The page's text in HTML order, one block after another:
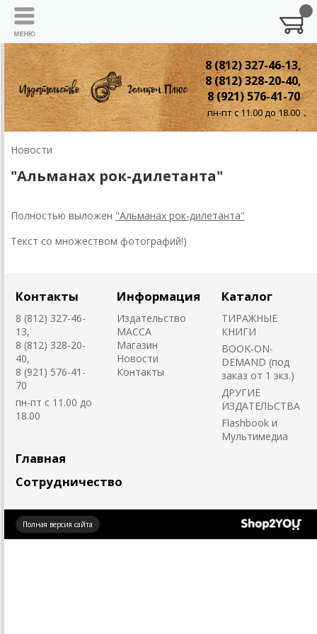
8 (812) 327-46-13,
8 (812) 328-20-40,
8 (921) 576-41-70
пн-пт с 11.00 до 18.00
Новости
"Альманах рок-дилетанта"
Полностью выложен "Альманах рок-дилетанта"
Текст со множеством фотографий!)
Контакты
8 (812) 327-46-
13,
8 (812) 328-20-
40,
8 (921) 576-41-
70
пн-пт с 11.00 до
18.00
Информация
Издательство
MACCA
Магазин
Новости
Контакты
Каталог
ТИРАЖНЫЕ
КНИГИ
BOOK-ON-
DEMAND (под
заказ от 1 экз.)
ДРУГИЕ
ИЗДАТЕЛЬСТВА
Flashbook и
Мультимедиа
Главная
Сотрудничество
Полная версия сайта